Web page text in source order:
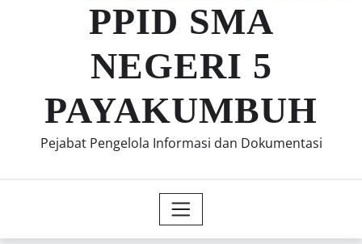
PPID SMA
NEGERI 5
PAYAKUMBUH
Pejabat Pengelola Informasi dan Dokumentasi